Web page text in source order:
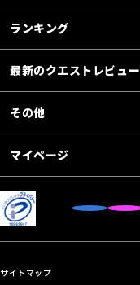
ランキング
最新のクエストレビュー
その他
マイページ
サイトマップ